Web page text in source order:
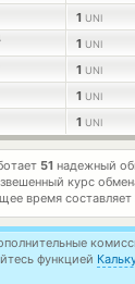
1 UNI
1 UNI
1 UNI
1 UNI
1 UNI
51 надежный
курс
время составляет
функцией